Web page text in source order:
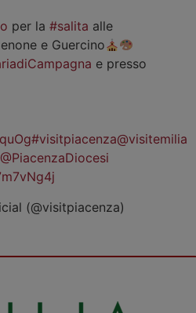
per la#salita alle
e Guercino
e presso
#visitpiacenza@visitemilia
@PiacenzaDiocesi
(@visitpiacenza)